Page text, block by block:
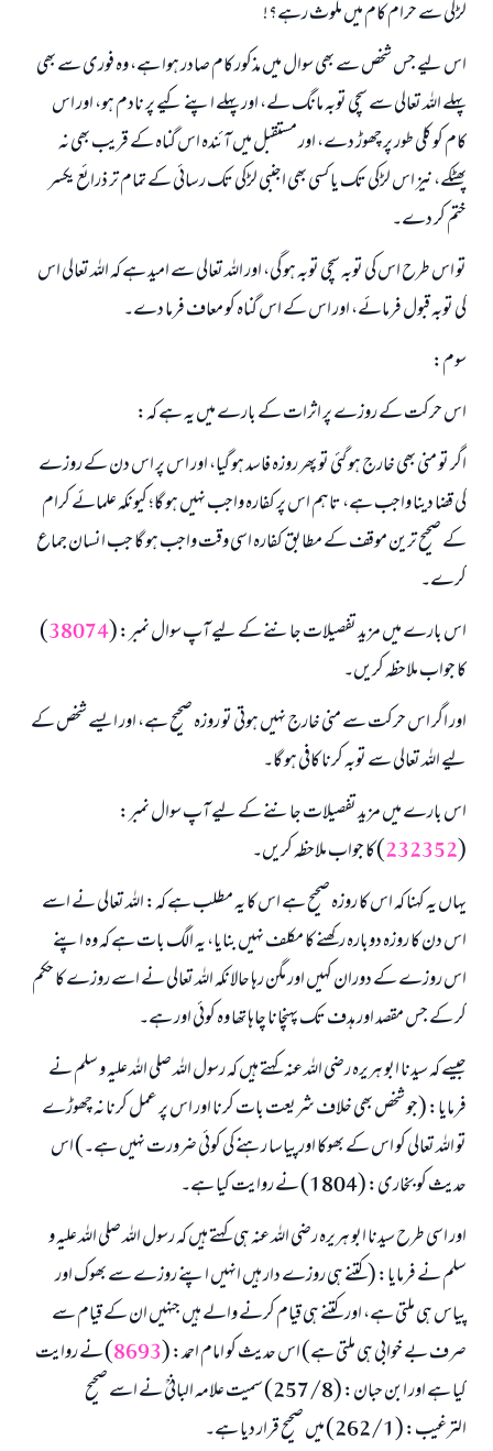
لڑکی سے حرام کام میں ملوث رہے؟!
اس لیے جس شخص سے بھی سوال میں مذکور کام صادر ہوا ہے، وہ فوری سے بھی
پہلے اللہ تعالی سے سچی توبہ مانگ لے، اور پہلے اپنے کیے پر نادم ہو، اور اس
کام کو کلی طور پر چھوڑ دے، اور مستقبل میں آئندہ اس گناہ کے قریب بھی نہ
پھٹکے، نیز اس لڑکی تک یا کسی بھی اجنبی لڑکی تک رسائی کے تمام تر ذرائع یکسر
ختم کر دے۔
تو اس طرح اس کی توبہ سچی توبہ ہو گی، اور اللہ تعالی سے امید ہے کہ اللہ تعالی اس
کی توبہ قبول فرمائے، اور اس کے اس گناہ کو معاف فرما دے۔
سوم:
اس حرکت کے روزے پر اثرات کے بارے میں یہ ہے کہ:
اگر تو منی بھی خارج ہو گئی تو پھر روزہ فاسد ہو گیا، اور اس پر اس دن کے روزے
کی قضا دینا واجب ہے، تاہم اس پر کفارہ واجب نہیں ہو گا؛ کیونکہ علمائے کرام
کے صحیح ترین موقف کے مطابق کفارہ اسی وقت واجب ہو گا جب انسان جماع
کرے۔
اس بارے میں مزید تفصیلات جاننے کے لیے آپ سوال نمبر: (38074
)
کا جواب ملاحظہ کریں۔
اور اگر اس حرکت سے منی خارج نہیں ہوتی تو روزہ صحیح ہے، اور ایسے شخص کے
لیے اللہ تعالی سے توبہ کرنا کافی ہو گا۔
اس بارے میں مزید تفصیلات جاننے کے لیے آپ سوال نمبر:
(
232352) کا جواب ملاحظہ کریں۔
یہاں یہ کہنا کہ اس کا روزہ صحیح ہے اس کا یہ مطلب ہے کہ: اللہ تعالی نے اسے
اس دن کا روزہ دوبارہ رکھنے کا مکلف نہیں بنایا، یہ الگ بات ہے کہ وہ اپنے
اس روزے کے دوران کہیں اور مگن رہا حالانکہ اللہ تعالی نے اسے روزے کا حکم
کر کے جس مقصد اور ہدف تک پہنچانا چاہا تھا وہ کوئی اور ہے۔
جیسے کہ سیدنا ابو ہریرہ رضی اللہ عنہ کہتے ہیں کہ رسول اللہ صلی اللہ علیہ و سلم نے
فرمایا: (جو شخص بھی خلاف شریعت بات کرنا اور اس پر عمل کرنا نہ چھوڑے
تو اللہ تعالی کو اس کے بھوکا اور پیاسا رہنے کی کوئی ضرورت نہیں ہے۔) اس
حدیث کو بخاری: (1804) نے روایت کیا ہے۔
اور اسی طرح سیدنا ابو ہریرہ رضی اللہ عنہ ہی کہتے ہیں کہ رسول اللہ صلی اللہ علیہ و
سلم نے فرمایا: (کتنے ہی روزے دار ہیں انہیں اپنے روزے سے بھوک اور
پیاس ہی ملتی ہے، اور کتنے ہی قیام کرنے والے ہیں جنہیں ان کے قیام سے
صرف بے خوابی ہی ملتی ہے) اس حدیث کو امام احمد: (8693) نے روایت
کیا ہے اور ابن حبان: (257/8) سمیت علامہ البانیؒ نے اسے صحیح
الترغیب: (262/1) میں صحیح قرار دیا ہے۔
جواب نمبر 110845 نے نکاح ٹوٹنے سے بچایا۔
امت مسلمہ کے واسطے جوابات پیش کرنے کے لیے ہماری مدد کریں
(مسلم : 1893)
ابھی تعاون کریں